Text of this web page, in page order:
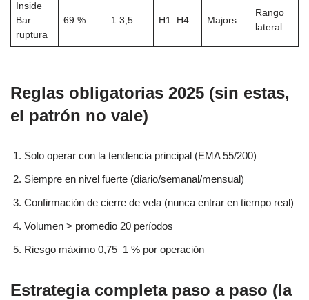
Inside
Bar
ruptura
69 % 1:3,5 H1–H4 Majors
Rango
lateral
Reglas obligatorias 2025 (sin estas,
el patrón no vale)
Solo operar con la tendencia principal (EMA 55/200)
Siempre en nivel fuerte (diario/semanal/mensual)
Confirmación de cierre de vela (nunca entrar en tiempo real)
Volumen > promedio 20 períodos
Riesgo máximo 0,75–1 % por operación
Estrategia completa paso a paso (la